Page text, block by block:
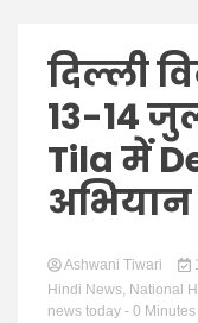
दिल्ली
13-14
Tila में
Ashwani Tiwari
Hindi News, National
news today - 0 Minutes